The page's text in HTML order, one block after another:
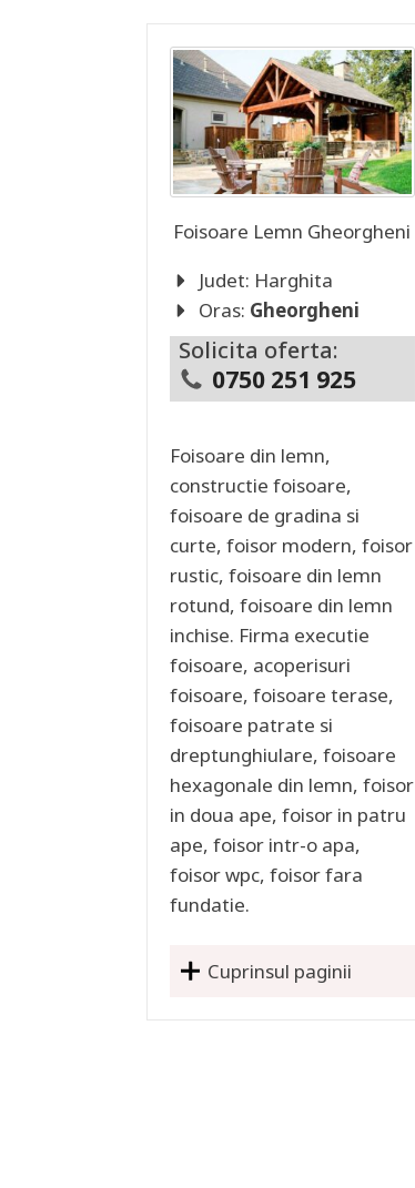
Foisoare Lemn Gheorgheni
Judet: Harghita
Oras: Gheorgheni
Solicita oferta:
0750 251 925
Foisoare din lemn,
constructie foisoare,
foisoare de gradina si
curte, foisor modern, foisor
rustic, foisoare din lemn
rotund, foisoare din lemn
inchise. Firma executie
foisoare, acoperisuri
foisoare, foisoare terase,
foisoare patrate si
dreptunghiulare, foisoare
hexagonale din lemn, foisor
in doua ape, foisor in patru
ape, foisor intr-o apa,
foisor wpc, foisor fara
fundatie.
Cuprinsul paginii